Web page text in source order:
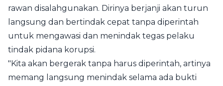
rawan disalahgunakan. Dirinya berjanji akan turun
langsung dan bertindak cepat tanpa diperintah
untuk mengawasi dan menindak tegas pelaku
tindak pidana korupsi.
"Kita akan bergerak tanpa harus diperintah, artinya
memang langsung menindak selama ada bukti